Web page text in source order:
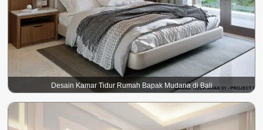
Desain Kamar Tidur Rumah Bapak Mudana di Bali